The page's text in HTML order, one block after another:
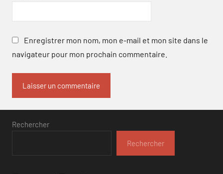
Enregistrer mon nom, mon e-mail et mon site dans le
navigateur pour mon prochain commentaire.
Rechercher
Rechercher